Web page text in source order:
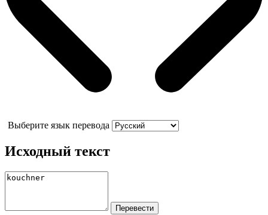
Выберите язык перевода
Исходный текст